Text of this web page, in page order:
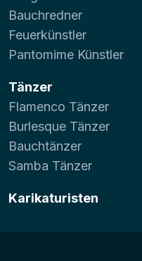
Bauchredner
Feuerkünstler
Pantomime Künstler
Tänzer
Flamenco Tänzer
Burlesque Tänzer
Bauchtänzer
Samba Tänzer
Karikaturisten